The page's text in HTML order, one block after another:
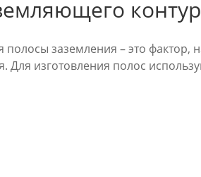
полосы заземления – это
Для изготовления полос